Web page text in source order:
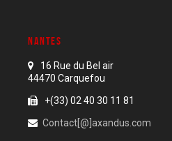
NANTES
16 Rue du Bel air
44470 Carquefou
+(33) 02 40 30 11 81
Contact[@]axandus.com